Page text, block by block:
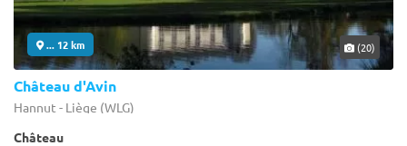
... 12 km (20)
Château d'Avin
Hannut - Liège (WLG)
Château